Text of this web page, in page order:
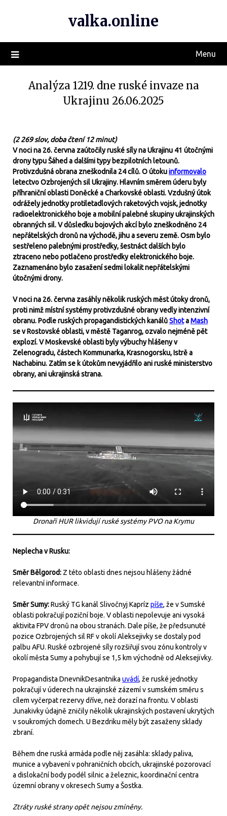
valka.online
Menu
Analýza 1219. dne ruské invaze na
Ukrajinu 26.06.2025
(2 269 slov, doba čtení 12 minut)
V noci na 26. června zaútočily ruské síly na Ukrajinu 41 útočnými
drony typu Šáhed a dalšími typy bezpilotních letounů.
Protivzdušná obrana zneškodnila 24 cílů. O útokuinformovalo
letectvo Ozbrojených sil Ukrajiny. Hlavním směrem úderu byly
příhraniční oblasti Doněcké a Charkovské oblasti. Vzdušný útok
odrážely jednotky protiletadlových raketových vojsk, jednotky
radioelektronického boje a mobilní palebné skupiny ukrajinských
obranných sil. V důsledku bojových akcí bylo zneškodněno 24
nepřátelských dronů na východě, jihu a severu země. Osm bylo
sestřeleno palebnými prostředky, šestnáct dalších bylo
ztraceno nebo potlačeno prostředky elektronického boje.
Zaznamenáno bylo zasažení sedmi lokalit nepřátelskými
útočnými drony.
V noci na 26. června zasáhly několik ruských měst útoky dronů,
proti nimž místní systémy protivzdušné obrany vedly intenzivní
obranu. Podle ruských propagandistických kanálůShotaMash
se v Rostovské oblasti, v městě Taganrog, ozvalo nejméně pět
explozí. V Moskevské oblasti byly výbuchy hlášeny v
Zelenogradu, částech Kommunarka, Krasnogorsku, Istrě a
Nachabinu. Zatím se k útokům nevyjádřilo ani ruské ministerstvo
obrany, ani ukrajinská strana.
Dronaři HUR likvidují ruské systémy PVO na Krymu
Neplecha v Rusku:
Směr Bělgorod: Z této oblasti dnes nejsou hlášeny žádné
relevantní informace.
Směr Sumy:Ruský TG kanál Slivočnyj Kapríz píše, že v Sumské
oblasti pokračují poziční boje. V oblasti nepolevuje ani vysoká
aktivita FPV dronů na obou stranách. Dale píše, že předsunuté
pozice Ozbrojených sil RF v okolí Aleksejivky se dostaly pod
palbu AFU. Ruské ozbrojené síly rozšiřují svou zónu kontroly v
okolí města Sumy a pohybují se 1,5 km východně od Aleksejïvky.
Propagandista DnevnikDesantnika uvádí, že ruské jednotky
pokračují v úderech na ukrajinské zázemí v sumském směru s
cílem vyčerpat rezervy dříve, než dorazí na frontu. V oblasti
Junakivky údajně zničily několik ukrajinských postavení ukrytých
v soukromých domech. U Bezdriku měly být zasaženy sklady
zbraní.
Během dne ruská armáda podle něj zasáhla: sklady paliva,
munice a vybavení v pohraničních obcích, ukrajinské pozorovací
a dislokační body podél silnic a železnic, koordinační centra
územní obrany v okresech Sumy a Šostka.
Ztráty ruské strany opět nejsou zmíněny.